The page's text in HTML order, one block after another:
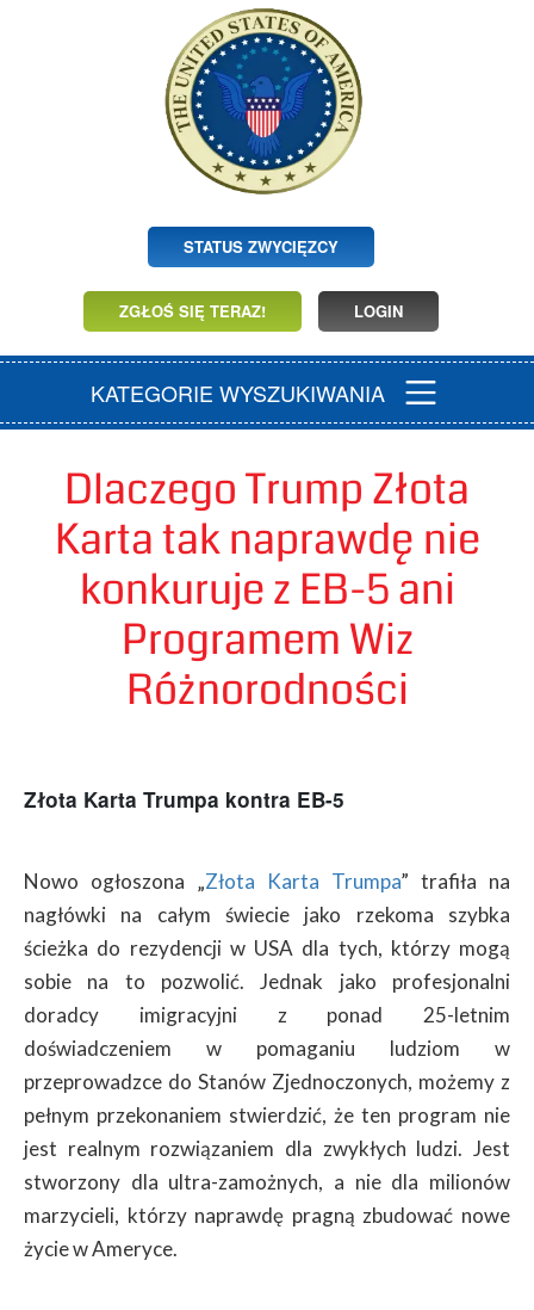
STATUS ZWYCIĘZCY
ZGŁOŚ SIĘ TERAZ! LOGIN
KATEGORIE WYSZUKIWANIA
Dlaczego Trump Złota
Karta tak naprawdę nie
konkuruje z EB-5 ani
Programem Wiz
Różnorodności
Złota Karta Trumpa kontra EB-5
Nowo ogłoszona „Złota Karta Trumpa” trafiła na
nagłówki na całym świecie jako rzekoma szybka
ścieżka do rezydencji w USA dla tych, którzy mogą
sobie na to pozwolić. Jednak jako profesjonalni
doradcy imigracyjni z ponad 25-letnim
doświadczeniem w pomaganiu ludziom w
przeprowadzce do Stanów Zjednoczonych, możemy z
pełnym przekonaniem stwierdzić, że ten program nie
jest realnym rozwiązaniem dla zwykłych ludzi. Jest
stworzony dla ultra-zamożnych, a nie dla milionów
marzycieli, którzy naprawdę pragną zbudować nowe
życie w Ameryce.